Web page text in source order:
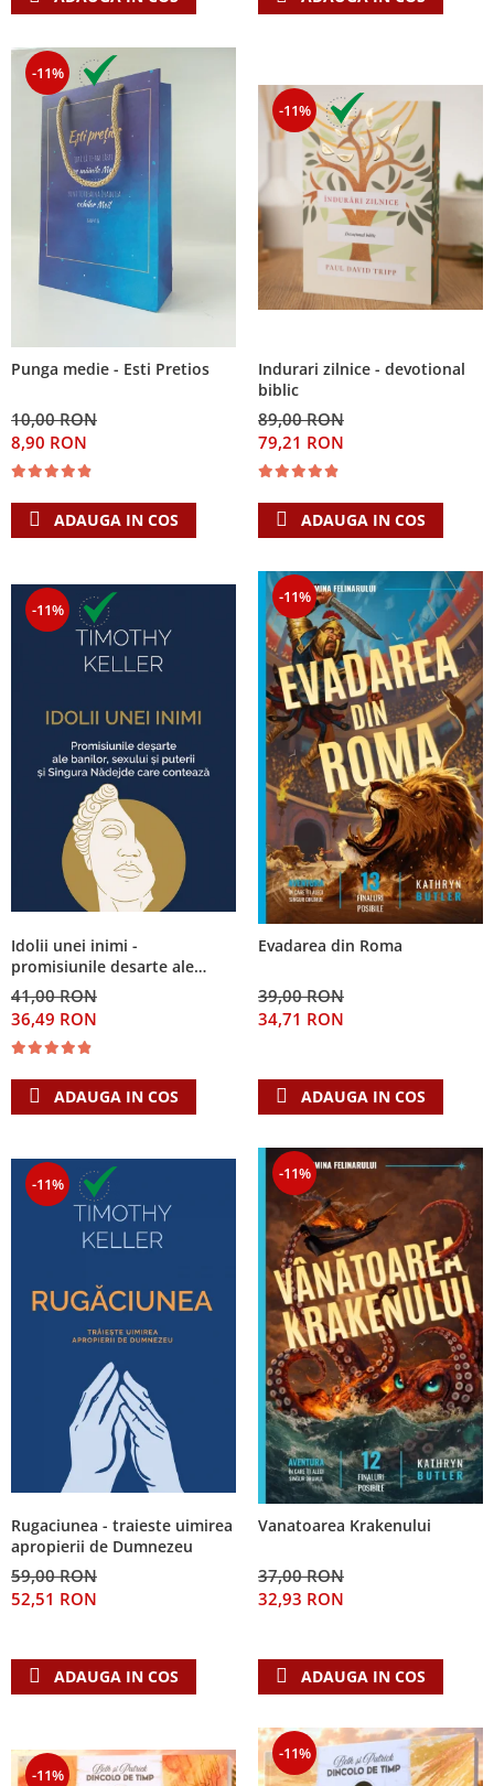
-11%
Punga medie - Esti Pretios
10,00 RON
8,90 RON
ADAUGA IN COS
-11%
Indurari zilnice - devotional
biblic
89,00 RON
79,21 RON
ADAUGA IN COS
-11%
Idolii unei inimi -
promisiunile desarte ale
banilor, sexului si puterii si
Singura Nadejde care
conteaza
41,00 RON
36,49 RON
ADAUGA IN COS
-11%
Evadarea din Roma
39,00 RON
34,71 RON
ADAUGA IN COS
-11%
Rugaciunea - traieste uimirea
apropierii de Dumnezeu
59,00 RON
52,51 RON
ADAUGA IN COS
-11%
Vanatoarea Krakenului
37,00 RON
32,93 RON
ADAUGA IN COS
-11%
-11%